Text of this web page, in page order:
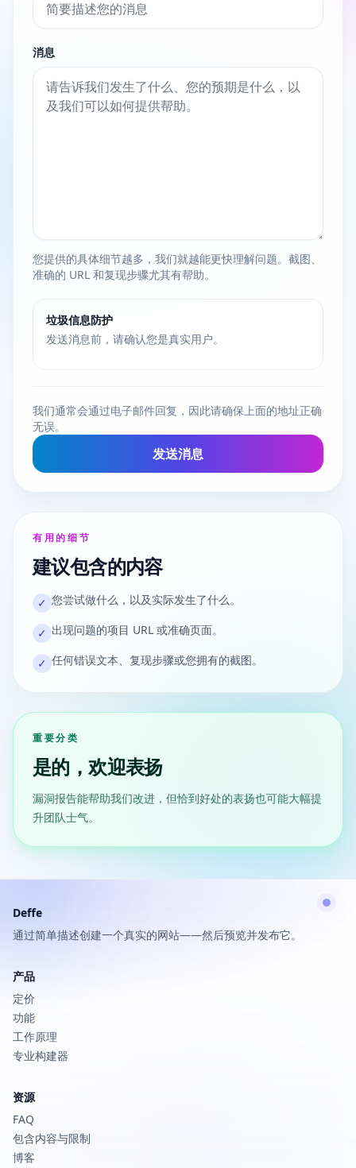
消息
您提供的具体细节越多，我们就越能更快理解问题。截图、
准确的 URL 和复现步骤尤其有帮助。
垃圾信息防护
发送消息前，请确认您是真实用户。
我们通常会通过电子邮件回复，因此请确保上面的地址正确
无误。
发送消息
有用的细节
建议包含的内容
✓ 您尝试做什么，以及实际发生了什么。
✓ 出现问题的项目 URL 或准确页面。
✓ 任何错误文本、复现步骤或您拥有的截图。
重要分类
是的，欢迎表扬
漏洞报告能帮助我们改进，但恰到好处的表扬也可能大幅提
升团队士气。
Deffe
通过简单描述创建一个真实的网站——然后预览并发布它。
产品
定价
功能
工作原理
专业构建器
资源
FAQ
包含内容与限制
博客